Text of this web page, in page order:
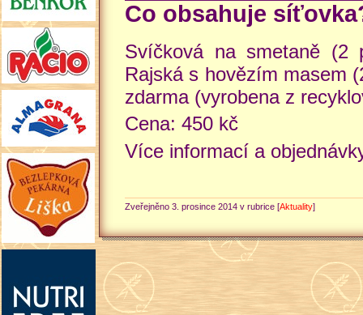
Co obsahuje
Svíčková na smetaně (2
Rajská s hovězím masem
zdarma (vyrobena z
Cena: 450 kč
Více informací a
Zveřejněno 3. prosince 2014 v rubrice [Aktuality]